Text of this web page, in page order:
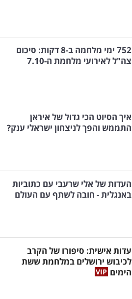
752 ימי מלחמה ב-8 דקות: סיכום
צה"ל לאירועי מלחמת ה-7.10
איך הסיוט הכי גדול של איראן
התממש והפך לניצחון ישראלי ענק?
העדות של אלי שרעבי עם כתוביות
באנגלית - חובה לשתף עם העולם
עדות אישית: סיפורו של הקרב
לכיבוש ירושלים במלחמת ששת
הימים